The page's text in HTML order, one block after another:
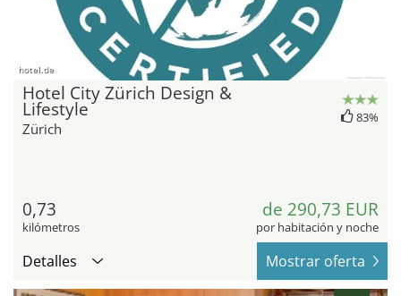
hotel.de
Hotel City Zürich Design &
Lifestyle
Zürich
83%
0,73
kilómetros
de 290,73 EUR
por habitación y noche
Detalles Mostrar oferta